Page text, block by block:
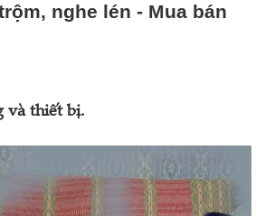
nghe lén - Mua bán
và thiết bị.